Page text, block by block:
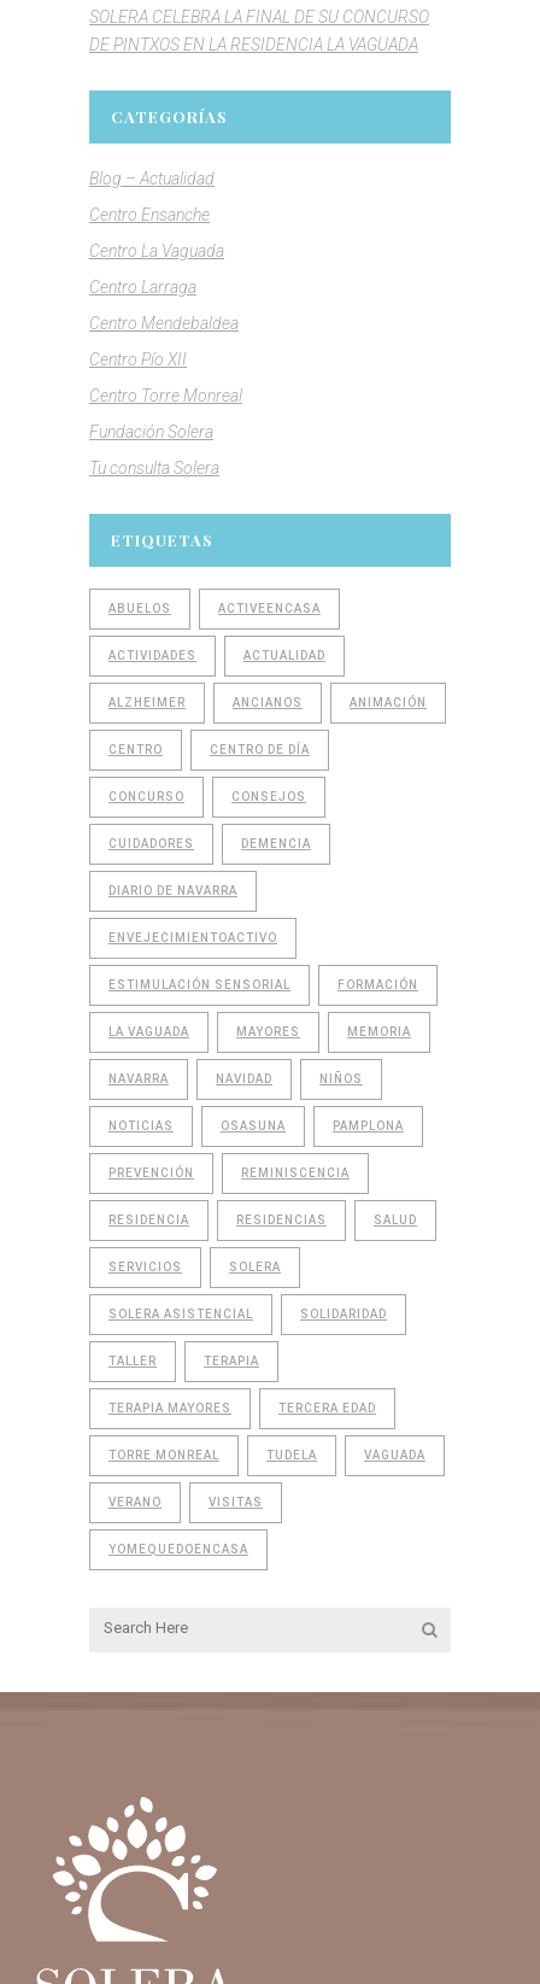
SOLERA CELEBRA LA FINAL DE SU CONCURSO
DE PINTXOS EN LA RESIDENCIA LA VAGUADA
CATEGORÍAS
Blog – Actualidad
Centro Ensanche
Centro La Vaguada
Centro Larraga
Centro Mendebaldea
Centro Pío XII
Centro Torre Monreal
Fundación Solera
Tu consulta Solera
ETIQUETAS
ABUELOS ACTIVEENCASA
ACTIVIDADES ACTUALIDAD
ALZHEIMER ANCIANOS ANIMACIÓN
CENTRO CENTRO DE DÍA
CONCURSO CONSEJOS
CUIDADORES DEMENCIA
DIARIO DE NAVARRA
ENVEJECIMIENTOACTIVO
ESTIMULACIÓN SENSORIAL FORMACIÓN
LA VAGUADA MAYORES MEMORIA
NAVARRA NAVIDAD NIÑOS
NOTICIAS OSASUNA PAMPLONA
PREVENCIÓN REMINISCENCIA
RESIDENCIA RESIDENCIAS SALUD
SERVICIOS SOLERA
SOLERA ASISTENCIAL SOLIDARIDAD
TALLER TERAPIA
TERAPIA MAYORES TERCERA EDAD
TORRE MONREAL TUDELA VAGUADA
VERANO VISITAS
YOMEQUEDOENCASA